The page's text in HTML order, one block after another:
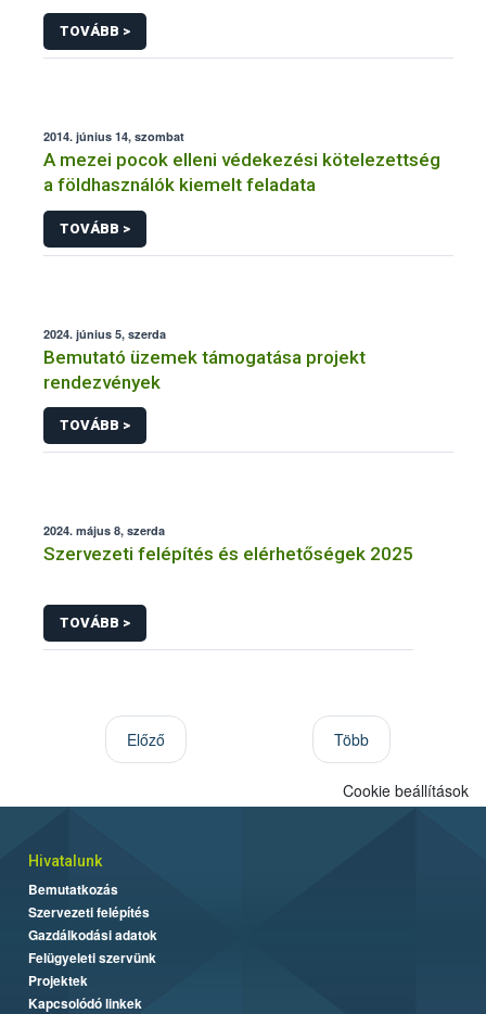
TOVÁBB >
2014. június 14, szombat
A mezei pocok elleni védekezési kötelezettség
a földhasználók kiemelt feladata
TOVÁBB >
2024. június 5, szerda
Bemutató üzemek támogatása projekt
rendezvények
TOVÁBB >
2024. május 8, szerda
Szervezeti felépítés és elérhetőségek 2025
TOVÁBB >
Előző Több
Cookie beállítások
Hivatalunk
Bemutatkozás
Szervezeti felépítés
Gazdálkodási adatok
Felügyeleti szervünk
Projektek
Kapcsolódó linkek